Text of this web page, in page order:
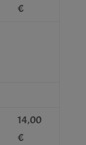
€
14,00
€